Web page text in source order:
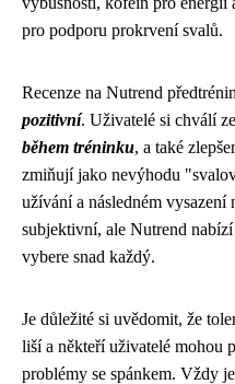
pro podporu prokrvení svalů.
Recenze na Nutrend
pozitivní. Uživatelé si chválí
během tréninku, a také
zmiňují jako nevýhodu
užívání a následném
subjektivní, ale Nutrend
vybere snad každý.
Je důležité si uvědomit, že
liší a někteří uživatelé mohou
problémy se spánkem. Vždy